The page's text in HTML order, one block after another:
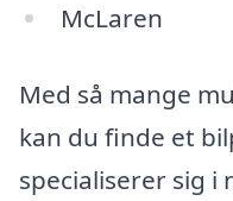
McLaren
Med så mange
kan du finde et
specialiserer sig